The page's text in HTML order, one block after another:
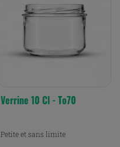
Verrine 10 Cl - To70
Petite et sans limite